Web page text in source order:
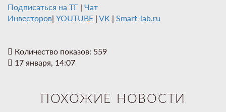
Подписаться на ТГ | Чат
Инвесторов| YOUTUBE | VK | Smart-lab.ru
Количество показов: 559
17 января, 14:07
ПОХОЖИЕ НОВОСТИ